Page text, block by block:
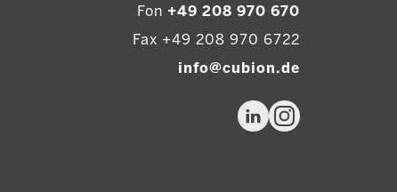
Fon +49 208 970 670
Fax +49 208 970 6722
info@cubion.de